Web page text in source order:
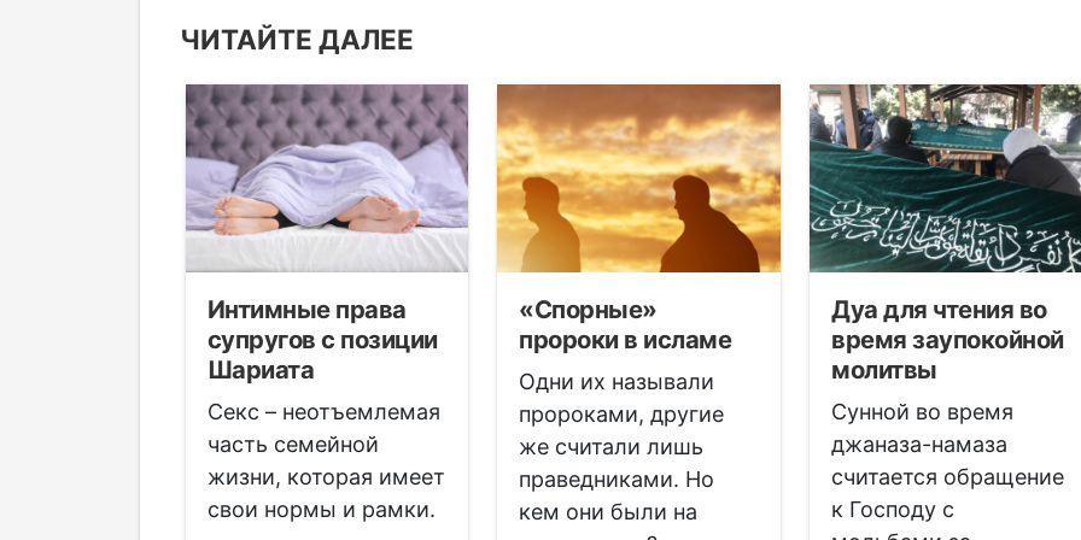
ЧИТАЙТЕ ДАЛЕЕ
Интимные права
супругов с позиции
Шариата
Секс – неотъемлемая
часть семейной
жизни, которая имеет
свои нормы и рамки.
«Спорные»
пророки в исламе
Одни их называли
пророками, другие
же считали лишь
праведниками. Но
кем они были на
Дуа для чтения во
время заупокойной
молитвы
Сунной во время
джаназа-намаза
считается обращение
к Господу с